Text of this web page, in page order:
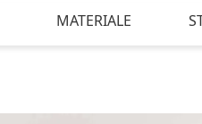
MATERIALE